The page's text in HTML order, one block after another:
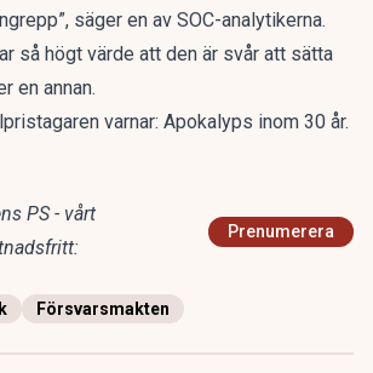
säger en av SOC-analytikerna.
så högt värde att den är svår att sätta
en annan.
varnar: Apokalyps inom 30 år.
PS - vårt
Prenumerera
Försvarsmakten